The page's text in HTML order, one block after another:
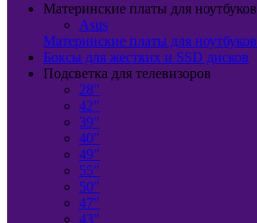
Материнские платы для ноутбуков
Asus
Материнские платы для ноутбуков
Боксы для жестких и SSD дисков
Подсветка для телевизоров
28"
42"
39"
40"
49"
55"
50"
47"
43"